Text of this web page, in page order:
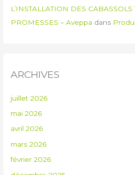
L’INSTALLATION DES CABASSOLS
PROMESSES – Aveppa dans
ARCHIVES
juillet 2026
mai 2026
avril 2026
mars 2026
février 2026